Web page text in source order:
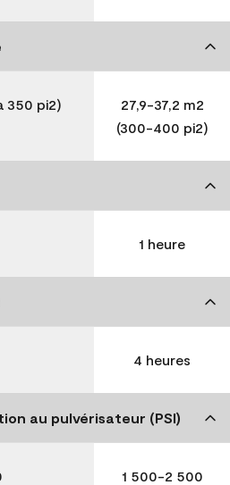
350 pi2)
27,9-37,2 m2
(300-400 pi2)
1 heure
4 heures
au pulvérisateur (PSI)
1 500-2 500